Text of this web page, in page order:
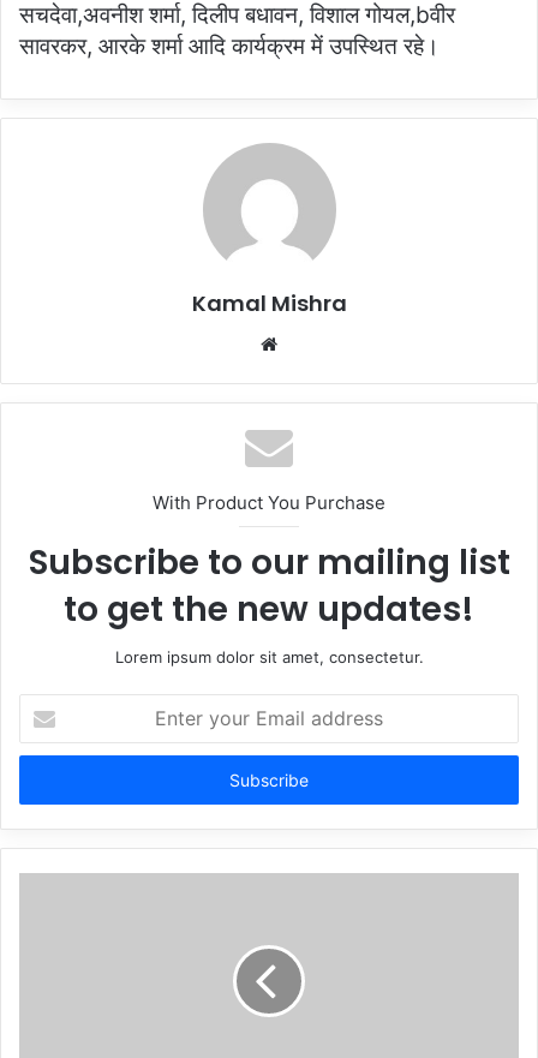
सचदेवा,अवनीश शर्मा, दिलीप बधावन, विशाल गोयल,bवीर
सावरकर, आरके शर्मा आदि कार्यक्रम में उपस्थित रहे।
Kamal Mishra
Website
With Product You Purchase
Subscribe to our mailing list
to get the new updates!
Lorem ipsum dolor sit amet, consectetur.
your
Email